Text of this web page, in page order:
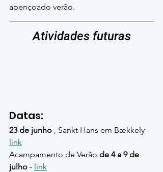
abençoado verão.
Atividades futuras
Datas:
23 de junho , Sankt Hans em Bækkely -
link
Acampamento de Verão de 4 a 9 de
julho - link